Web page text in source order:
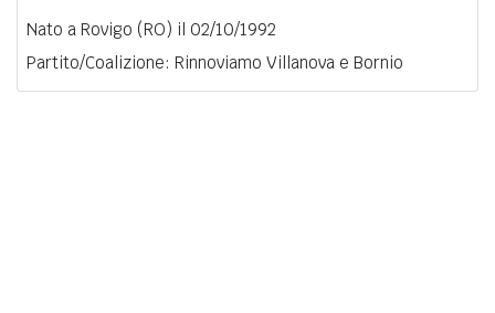
Nato a Rovigo (RO) il 02/10/1992
Partito/Coalizione: Rinnoviamo Villanova e Bornio